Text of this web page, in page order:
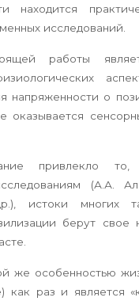
находится
исследований.
работы
напряженности о
оказывается
привлекло то,
(А.А.
истоки многих
берут свое
же особенностью
как раз и является